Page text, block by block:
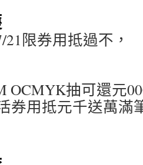
21限券用抵過不，
OCMYK抽可還元
券用抵元千送萬滿